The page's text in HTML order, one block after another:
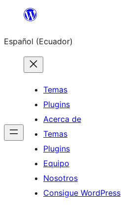
Saltar
contenido
Español (Ecuador)
Temas
Plugins
Acerca de
Temas
Plugins
Equipo
Nosotros
Consigue WordPress